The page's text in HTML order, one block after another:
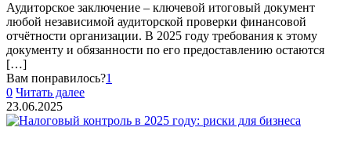
Аудиторское заключение – ключевой итоговый документ
любой независимой аудиторской проверки финансовой
отчётности организации. В 2025 году требования к этому
документу и обязанности по его предоставлению остаются
[…]
Вам понравилось?1
0 Читать далее
23.06.2025